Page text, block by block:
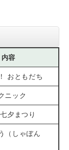
内容
おともだち
ニック
夕まつり
（しゃぼん